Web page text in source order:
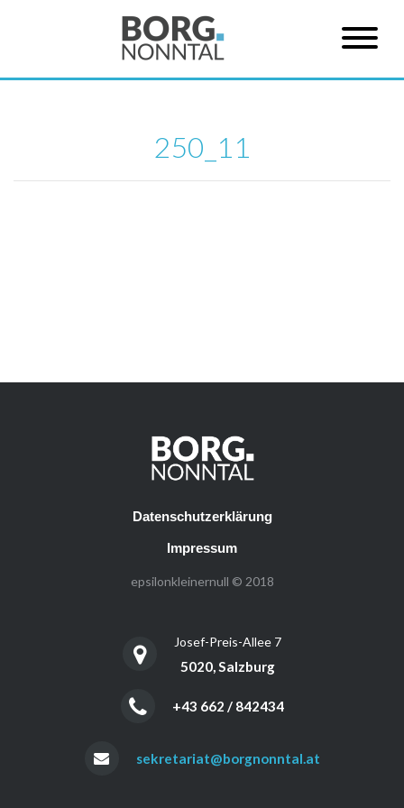
250_11
Datenschutzerklärung
Impressum
epsilonkleinernull © 2018
Josef-Preis-Allee 7
5020, Salzburg
+43 662 / 842434
sekretariat@borgnonntal.at